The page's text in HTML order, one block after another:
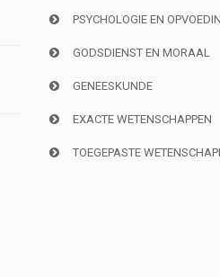
PSYCHOLOGIE EN
GODSDIENST EN MORAAL
GENEESKUNDE
EXACTE WETENSCHAPPEN
TOEGEPASTE